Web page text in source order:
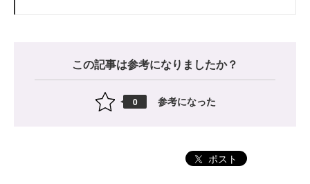
この記事は参考になりましたか？
0 参考になった
ポスト